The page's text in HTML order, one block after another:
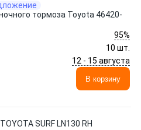
тормоза Toyota 46420-
95%
10 шт.
12 - 15 августа
В корзину
SURF LN130 RH